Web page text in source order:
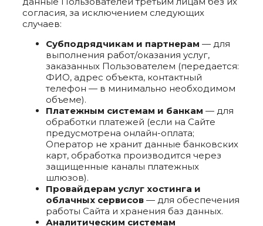
согласия, за исключением следующих
случаев:
Субподрядчикам и партнерам — для
выполнения работ/оказания услуг,
заказанных Пользователем (передается:
ФИО, адрес объекта, контактный
телефон — в минимально необходимом
объеме).
Платежным системам и банкам — для
обработки платежей (если на Сайте
предусмотрена онлайн-оплата;
Оператор не хранит данные банковских
карт, обработка производится через
защищенные каналы платежных
шлюзов).
Провайдерам услуг хостинга и
облачных сервисов — для обеспечения
работы Сайта и хранения баз данных.
Аналитическим системам